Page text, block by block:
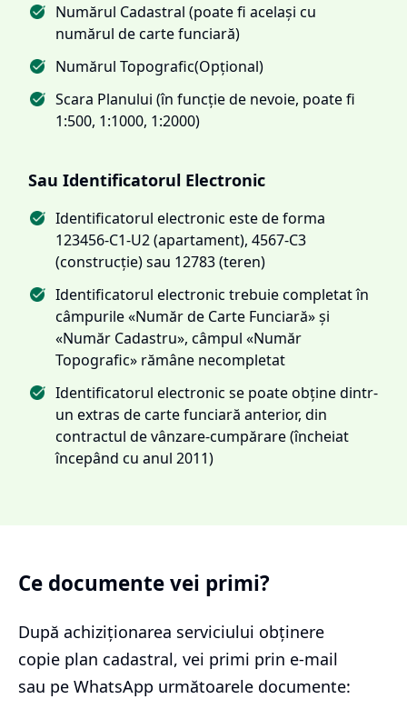
Numărul Cadastral (poate fi același cu
numărul de carte funciară)
Numărul Topografic(Opțional)
Scara Planului (în funcție de nevoie, poate fi
1:500, 1:1000, 1:2000)
Sau Identificatorul Electronic
Identificatorul electronic este de forma
123456-C1-U2 (apartament), 4567-C3
(construcție) sau 12783 (teren)
Identificatorul electronic trebuie completat în
câmpurile «Număr de Carte Funciară» și
«Număr Cadastru», câmpul «Număr
Topografic» rămâne necompletat
Identificatorul electronic se poate obține dintr-
un extras de carte funciară anterior, din
contractul de vânzare-cumpărare (încheiat
începând cu anul 2011)
Ce documente vei primi?
După achiziționarea serviciului obținere
copie plan cadastral, vei primi prin e-mail
sau pe WhatsApp următoarele documente: